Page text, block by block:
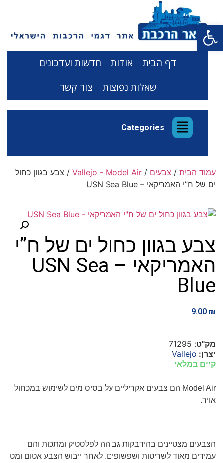
פתח סרגל נגישות
דף הבית אודות
חדשות ועדכונים
שאלות נפוצות
צור קשר
Categories
עמוד הבית / צבעים /
Vallejo - Model Air / צבע בגוון כחול
ים של ח”י האמריקאי – USN Sea Blue
צבע בגוון כחול ים של ח”י
האמריקאי – USN Sea
Blue
9.00 ₪
מק"ט: 71295
יצרן: Vallejo
קיים במלאי
Model Air הם צבעים אקריליים על בסיס מים לשימוש במכחול
אויר.
הצבעים מצטיינים בהידבקות גבוהה לפלסטיק ומתכות והם
עמידים מאוד לשריטות ושפשופים. לאחר ייבוש הצבע אטום ומט